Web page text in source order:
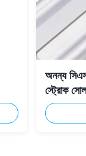
অনন্য
স্ট্রোক